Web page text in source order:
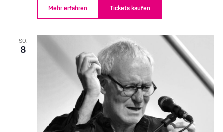
Mehr erfahren Tickets kaufen
SO.
8